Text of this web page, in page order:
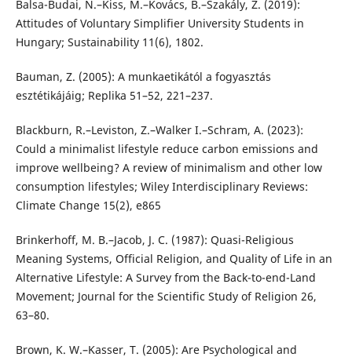
Balsa-Budai, N.–Kiss, M.–Kovács, B.–Szakály, Z. (2019):
Attitudes of Voluntary Simplifier University Students in
Hungary; Sustainability 11(6), 1802.
Bauman, Z. (2005): A munkaetikától a fogyasztás
esztétikájáig; Replika 51–52, 221–237.
Blackburn, R.–Leviston, Z.–Walker I.–Schram, A. (2023):
Could a minimalist lifestyle reduce carbon emissions and
improve wellbeing? A review of minimalism and other low
consumption lifestyles; Wiley Interdisciplinary Reviews:
Climate Change 15(2), e865
Brinkerhoff, M. B.–Jacob, J. C. (1987): Quasi-Religious
Meaning Systems, Official Religion, and Quality of Life in an
Alternative Lifestyle: A Survey from the Back-to-end-Land
Movement; Journal for the Scientific Study of Religion 26,
63–80.
Brown, K. W.–Kasser, T. (2005): Are Psychological and